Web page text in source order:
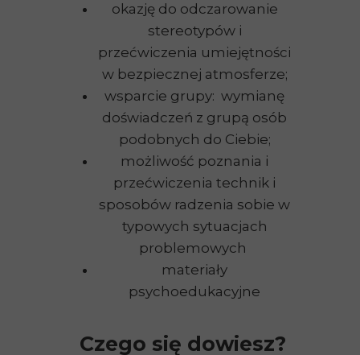
Czego się dowiesz?
okazję do odczarowanie
stereotypów i
przećwiczenia umiejętności
w bezpiecznej atmosferze;
wsparcie grupy: wymianę
doświadczeń z grupą osób
podobnych do Ciebie;
możliwość poznania i
przećwiczenia technik i
sposobów radzenia sobie w
typowych sytuacjach
problemowych
materiały
psychoedukacyjne